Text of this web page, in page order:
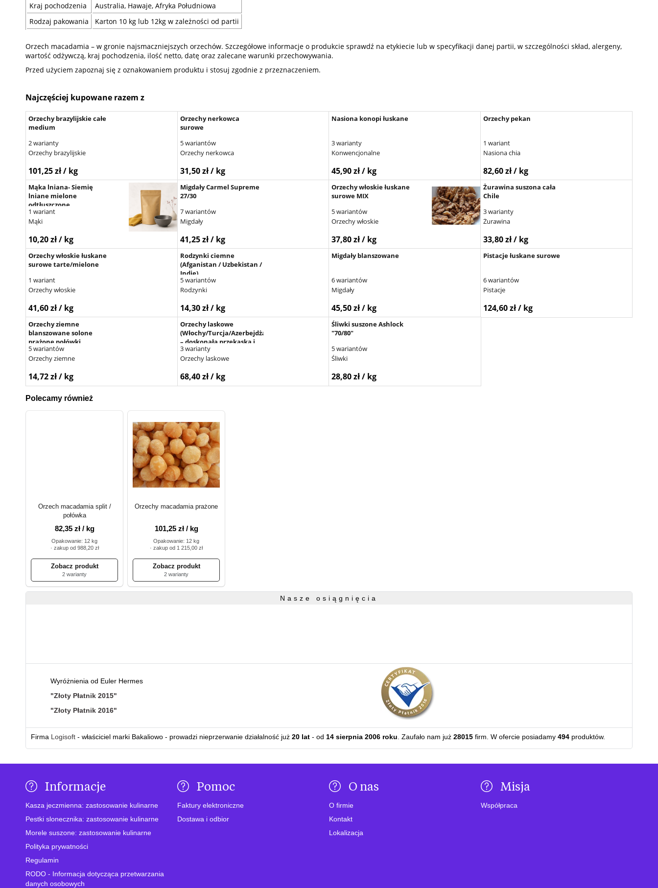
Kraj pochodzenia
Australia, Hawaje, Afryka Południowa
Rodzaj pakowania
Karton 10 kg lub 12kg w zależności od partii
Orzech macadamia – w gronie najsmaczniejszych orzechów. Szczegółowe informacje o produkcie sprawdź na etykiecie lub w specyfikacji danej partii, w szczególności skład, alergeny,
wartość odżywczą, kraj pochodzenia, ilość netto, datę oraz zalecane warunki przechowywania.
Przed użyciem zapoznaj się z oznakowaniem produktu i stosuj zgodnie z przeznaczeniem.
Najczęściej kupowane razem z
Orzechy brazylijskie całe
medium
2 warianty
Orzechy brazylijskie
101,25 zł / kg
Orzechy nerkowca
surowe
5 wariantów
Orzechy nerkowca
31,50 zł / kg
Nasiona konopi łuskane
3 warianty
Konwencjonalne
45,90 zł / kg
Orzechy pekan
1 wariant
Nasiona chia
82,60 zł / kg
Mąka lniana- Siemię
lniane mielone
odtłuszczone
1 wariant
Mąki
10,20 zł / kg
Migdały Carmel Supreme
27/30
7 wariantów
Migdały
41,25 zł / kg
Orzechy włoskie łuskane
surowe MIX
5 wariantów
Orzechy włoskie
37,80 zł / kg
Żurawina suszona cała
Chile
3 warianty
Żurawina
33,80 zł / kg
Orzechy włoskie łuskane
surowe tarte/mielone
1 wariant
Orzechy włoskie
41,60 zł / kg
Rodzynki ciemne
(Afganistan / Uzbekistan /
Indie)
5 wariantów
Rodzynki
14,30 zł / kg
Migdały blanszowane
6 wariantów
Migdały
45,50 zł / kg
Pistacje łuskane surowe
6 wariantów
Pistacje
124,60 zł / kg
Orzechy ziemne
blanszowane solone
prażone połówki
5 wariantów
Orzechy ziemne
14,72 zł / kg
Orzechy laskowe
(Włochy/Turcja/Azerbejdżan)
– doskonała przekąska i
dodatek kulinarny
3 warianty
Orzechy laskowe
68,40 zł / kg
Śliwki suszone Ashlock
"70/80"
5 wariantów
Śliwki
28,80 zł / kg
Polecamy również
Orzech macadamia split /
połówka
82,35 zł / kg
Opakowanie: 12 kg
· zakup od 988,20 zł
2 warianty
Orzechy macadamia prażone
101,25 zł / kg
Opakowanie: 12 kg
· zakup od 1 215,00 zł
2 warianty
Nasze osiągnięcia
Wyróżnienia od Euler Hermes
"Złoty Płatnik 2015"
"Złoty Płatnik 2016"
Firma Logisoft - właściciel marki Bakaliowo - prowadzi nieprzerwanie działalność już 20 lat - od 14 sierpnia 2006 roku . Zaufało nam już 28015 firm. W ofercie posiadamy 494 produktów.
Informacje
Kasza jeczmienna: zastosowanie kulinarne
Pestki slonecznika: zastosowanie kulinarne
Morele suszone: zastosowanie kulinarne
Polityka prywatności
Regulamin
RODO - Informacja dotycząca przetwarzania
danych osobowych
Pomoc
Faktury elektroniczne
Dostawa i odbior
O nas
O firmie
Kontakt
Lokalizacja
Misja
Współpraca